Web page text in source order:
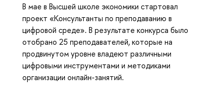
В мае в Высшей школе экономики стартовал
проект «Консультанты по преподаванию в
цифровой среде». В результате конкурса было
отобрано 25 преподавателей, которые на
продвинутом уровне владеют различными
цифровыми инструментами и методиками
организации онлайн-занятий.